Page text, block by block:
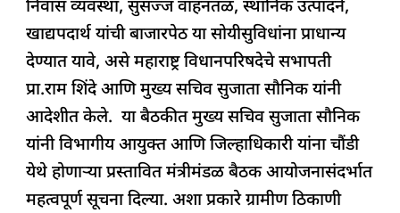
निवास व्यवस्था, सुसज्ज वाहनतळ, स्थानिक उत्पादने,
खाद्यपदार्थ यांची बाजारपेठ या सोयीसुविधांना प्राधान्य
देण्यात यावे, असे महाराष्ट्र विधानपरिषदेचे सभापती
प्रा.राम शिंदे आणि मुख्य सचिव सुजाता सौनिक यांनी
आदेशीत केले. या बैठकीत मुख्य सचिव सुजाता सौनिक
यांनी विभागीय आयुक्त आणि जिल्हाधिकारी यांना चौंडी
येथे होणाऱ्या प्रस्तावित मंत्रीमंडळ बैठक आयोजनासंदर्भात
महत्वपूर्ण सूचना दिल्या. अशा प्रकारे ग्रामीण ठिकाणी